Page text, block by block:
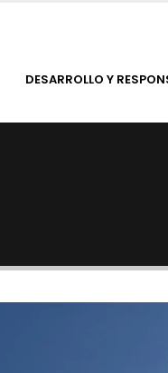
DESARROLLO Y